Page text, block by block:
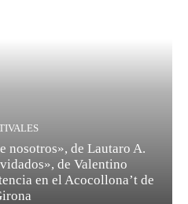
nosotros», de Lautaro A.
de Valentino
en el Acocollona’t de